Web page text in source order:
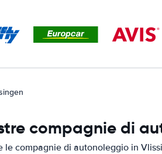
compagnie di
compagnie di autonoleggio in